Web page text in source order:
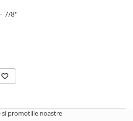
7/8''
si promotiile noastre